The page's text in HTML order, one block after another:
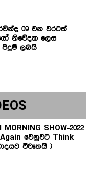
09 වන වරටත්
නිවේදක ලෙස
පිදුම් ලබයි
SHOW-2022
Again වෙනුවට Think
විවෘතයි )